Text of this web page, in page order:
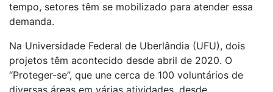
tempo, setores têm se mobilizado para atender essa
demanda.
Na Universidade Federal de Uberlândia (UFU), dois
projetos têm acontecido desde abril de 2020. O
“Proteger-se”, que une cerca de 100 voluntários de
diversas áreas em várias atividades, desde